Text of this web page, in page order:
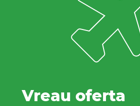
Vreau oferta